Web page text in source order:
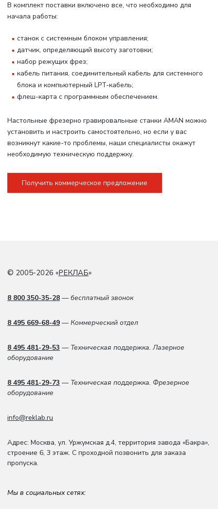
В комплект поставки включено все, что необходимо для
начала работы:
станок с системным блоком управления;
датчик, определяющий высоту заготовки;
набор режущих фрез;
кабель питания, соединительный кабель для системного
блока и компьютерный LPT-кабель;
флеш-карта с программным обеспечением.
Настольные фрезерно гравировальные станки AMAN можно
установить и настроить самостоятельно, но если у вас
возникнут какие-то проблемы, наши специалисты окажут
необходимую техническую поддержку.
Получить коммерческое предложение
© 2005-2026 «РЕКЛАБ»
8 800 350-35-28 — бесплатный звонок
8 495 669-68-49 — Коммерческий отдел
8 495 481-29-53 — Техническая поддержка. Лазерное
оборудование
8 495 481-29-73 — Техническая поддержка. Фрезерное
оборудование
info@reklab.ru
Адрес: Москва, ул. Уржумская д.4, территория завода «Бакра»,
строение 6, 3 этаж. С проходной позвонить для заказа
пропуска.
Мы в социальных сетях: